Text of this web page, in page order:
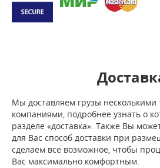
Мы доставляем грузы
компаниями, подробнее узнать о
разделе «доставка». Также Вы
для Вас способ доставки при
сделаем все возможное, чтобы
Вас максимально комфортным.